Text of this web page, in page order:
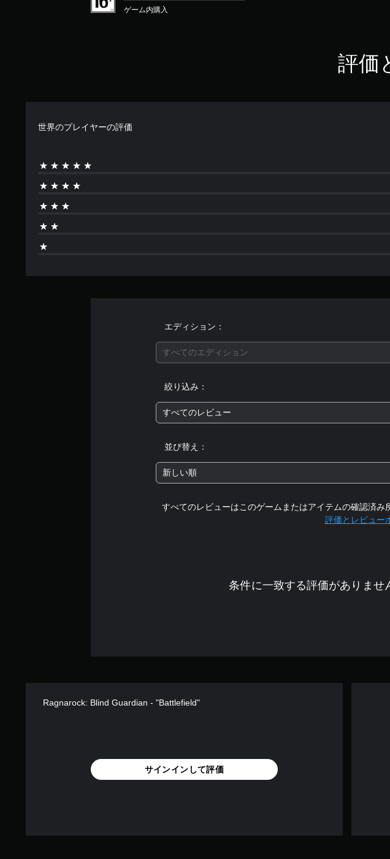
ゲーム内購入
評価
世界のプレイヤーの評価
エディション：
すべてのエディション
絞り込み：
すべてのレビュー
並び替え：
新しい順
すべてのレビューはこのゲームまたはアイテムの確認済み
評価とレビュー
条件に一致する評価がありませ
Ragnarock: Blind Guardian - "Battlefield"
サインインして評価